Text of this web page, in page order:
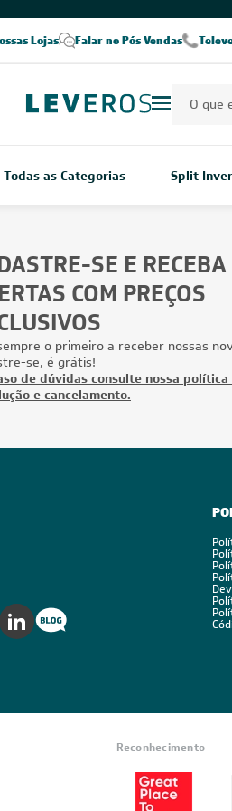
Lojas Falar no Pós Vendas
Todas as Categorias Split
SE E RECEBA
COM PREÇOS
o primeiro a receber nossas
se, é grátis!
de dúvidas consulte nossa
e cancelamento.
Reconhecimento